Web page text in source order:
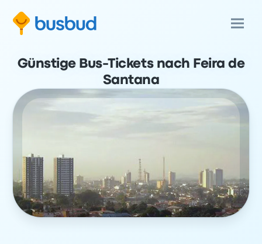
Günstige Bus-Tickets nach Feira de
Santana